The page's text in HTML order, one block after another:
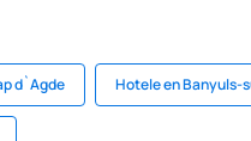
d`Agde Hotele en Banyuls-